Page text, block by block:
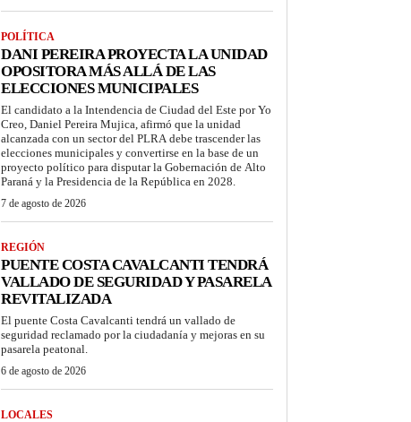
POLÍTICA
DANI PEREIRA PROYECTA LA UNIDAD
OPOSITORA MÁS ALLÁ DE LAS
ELECCIONES MUNICIPALES
El candidato a la Intendencia de Ciudad del Este por Yo
Creo, Daniel Pereira Mujica, afirmó que la unidad
alcanzada con un sector del PLRA debe trascender las
elecciones municipales y convertirse en la base de un
proyecto político para disputar la Gobernación de Alto
Paraná y la Presidencia de la República en 2028.
7 de agosto de 2026
REGIÓN
PUENTE COSTA CAVALCANTI TENDRÁ
VALLADO DE SEGURIDAD Y PASARELA
REVITALIZADA
El puente Costa Cavalcanti tendrá un vallado de
seguridad reclamado por la ciudadanía y mejoras en su
pasarela peatonal.
6 de agosto de 2026
LOCALES